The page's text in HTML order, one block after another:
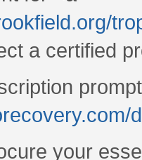
a certified
your